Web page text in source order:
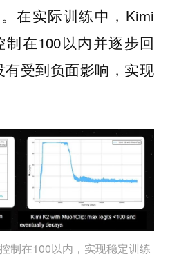
在实际训练中，Kimi
制在100以内并逐步回
受到负面影响，实现
制在100以内，实现稳定训练